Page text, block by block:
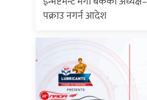
पक्राउ नगर्न आदेश